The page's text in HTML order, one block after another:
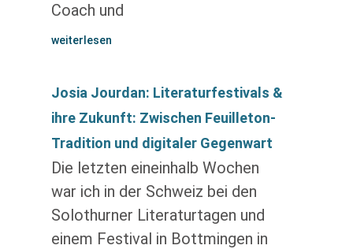
Coach und
weiterlesen
Josia Jourdan: Literaturfestivals &
ihre Zukunft: Zwischen Feuilleton-
Tradition und digitaler Gegenwart
Die letzten eineinhalb Wochen
war ich in der Schweiz bei den
Solothurner Literaturtagen und
einem Festival in Bottmingen in